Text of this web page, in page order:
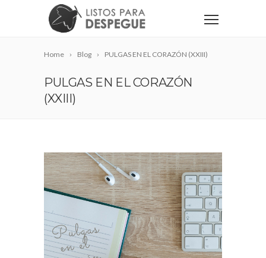
Home Blog PULGAS EN EL CORAZÓN (XXIII)
PULGAS EN EL CORAZÓN
(XXIII)